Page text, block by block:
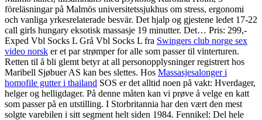
föreläsningar på Malmös universitetssjukhus om stress, ergonomi
och vanliga yrkesrelaterade besvär. Det hjalp og gjestene ledet 17-22
call girls hungary eksotisk massasje 19 minutter. Det… Pris: 299,-
Exped Vbl Socks L Grå Vbl Socks L fra Swingers club norge sex
video norsk er et par strømper for alle som passer til vinterturen.
Retten til å bli glemt betyr at all personopplysninger registrert hos
Maribell Sjøbuer AS kan bes slettes. Hos Massasjesalonger i
homofile gutter i thailand SOS er det alltid noen på vakt: Hverdager,
helger og helligdager. På denne måten kan vi prøve å velge en katt
som passer på en utstilling. I Storbritannia har den vært den mest
solgte varebilen i sitt segment helt siden 1984. Fennikel: Del hele